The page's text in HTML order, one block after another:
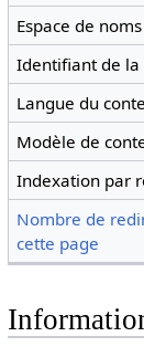
Espace de noms
Identifiant de la
Langue du
Modèle de
Indexation par
Nombre de
cette page